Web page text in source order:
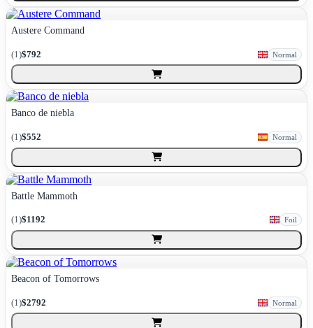
Austere Command
(1)$792 Normal
Banco de niebla
(1)$552 Normal
Battle Mammoth
(1)$1192 Foil
Beacon of Tomorrows
(1)$2792 Normal